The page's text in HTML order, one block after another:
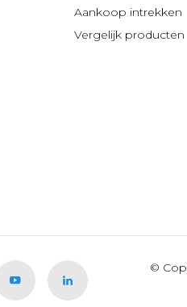
Aankoop intrekken
Vergelijk producten
©